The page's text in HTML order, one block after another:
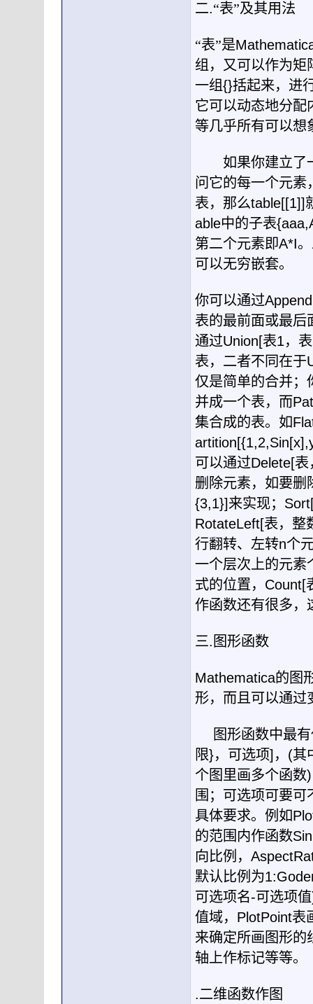
二.“表”及其用法
“表”是
组，又可以作为矩
一组{}括起来，进
它可以动态地分配
等几乎所有可以想
如果你建立了一
问它的每一个元素
表，那么table[[1]]
able中的子表
第二个元素即A*I
可以无穷嵌套。
你可以通过
表的最前面或最后
通过Union[表1，表
表，二者不同在于
仅是简单的合并；
并成一个表，而
集合成的表。如
可以通过Delete[表
删除元素，如要删
{3,1}]来实现；
RotateLeft[表，整
行翻转、左转n个
一个层次上的元素
式的位置， Count[
作函数还有很多，
三. 图形函数
Mathematica的图
形，而且可以通过
图形函数中最
限}，可选项] ， (其
个图里画多个函数)
围；可选项可要
具体要求。例如
的范围内作函数
向比例，
默认比例为
可选项名-可选项值
值域， PlotPoint表
来确定所画图形的
轴上作标记等等。
.二维函数作图